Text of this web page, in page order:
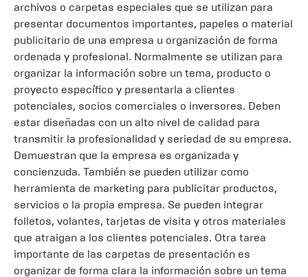
archivos o carpetas especiales que se utilizan para
presentar documentos importantes, papeles o material
publicitario de una empresa u organización de forma
ordenada y profesional. Normalmente se utilizan para
organizar la información sobre un tema, producto o
proyecto específico y presentarla a clientes
potenciales, socios comerciales o inversores. Deben
estar diseñadas con un alto nivel de calidad para
transmitir la profesionalidad y seriedad de su empresa.
Demuestran que la empresa es organizada y
concienzuda. También se pueden utilizar como
herramienta de marketing para publicitar productos,
servicios o la propia empresa. Se pueden integrar
folletos, volantes, tarjetas de visita y otros materiales
que atraigan a los clientes potenciales. Otra tarea
importante de las carpetas de presentación es
organizar de forma clara la información sobre un tema